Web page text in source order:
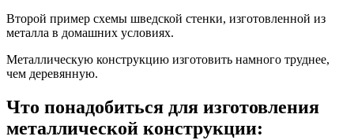
Второй пример схемы шведской стенки, изготовленной из
металла в домашних условиях.
Металлическую конструкцию изготовить намного труднее,
чем деревянную.
Что понадобиться для изготовления
металлической конструкции: